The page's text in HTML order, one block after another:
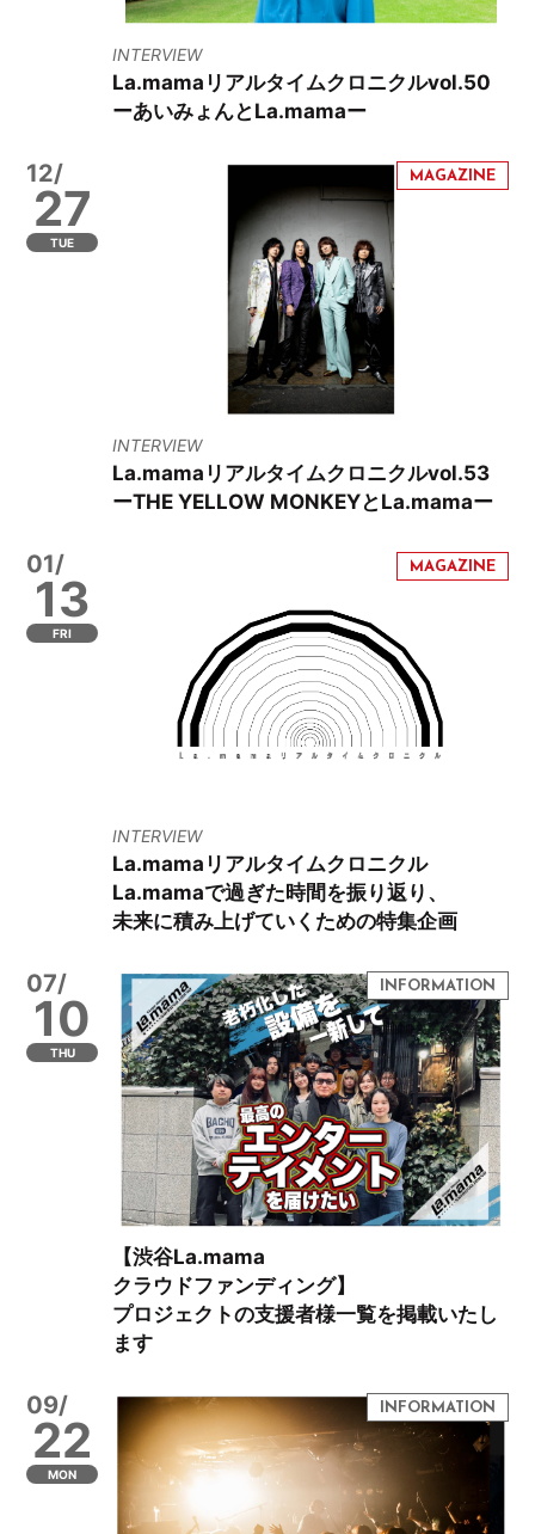
INTERVIEW
La.mamaリアルタイムクロニクルvol.50
ーあいみょんとLa.mamaー
12/
27
TUE
INTERVIEW
La.mamaリアルタイムクロニクルvol.53
ーTHE YELLOW MONKEYとLa.mamaー
01/
13
FRI
INTERVIEW
La.mamaリアルタイムクロニクル
La.mamaで過ぎた時間を振り返り、
未来に積み上げていくための特集企画
07/
10
THU
【渋谷La.mama
クラウドファンディング】
プロジェクトの支援者様一覧を掲載いたし
ます
09/
22
MON